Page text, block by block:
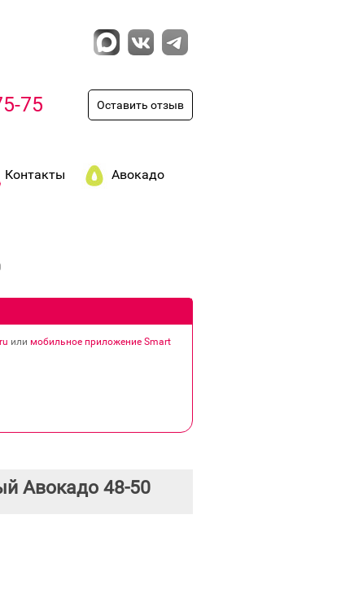
75 Оставить отзыв
Контакты Авокадо
или мобильное приложение Smart
Авокадо 48-50